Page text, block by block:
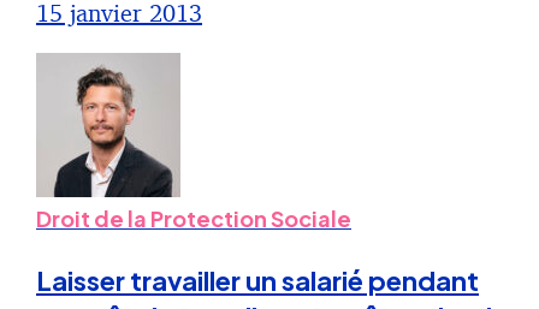
15 janvier 2013
Droit de la Protection Sociale
Laisser travailler un salarié pendant